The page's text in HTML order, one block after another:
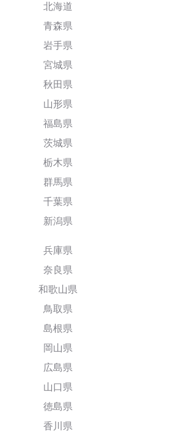
北海道
青森県
岩手県
宮城県
秋田県
山形県
福島県
茨城県
栃木県
群馬県
千葉県
新潟県
兵庫県
奈良県
和歌山県
鳥取県
島根県
岡山県
広島県
山口県
徳島県
香川県